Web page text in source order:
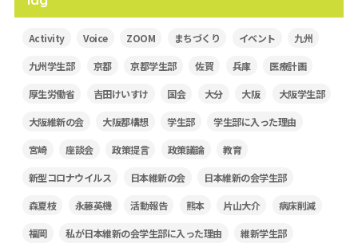
Activity Voice ZOOM まちづくり イベント 九州
九州学生部 京都 京都学生部 佐賀 兵庫 医療計画
厚生労働省 吉田けいすけ 国会 大分 大阪 大阪学生部
大阪維新の会 大阪都構想 学生部 学生部に入った理由
宮崎 座談会 政策提言 政策議論 教育
新型コロナウイルス 日本維新の会 日本維新の会学生部
森夏枝 永藤英機 活動報告 熊本 片山大介 病床削減
福岡 私が日本維新の会学生部に入った理由 維新学生部